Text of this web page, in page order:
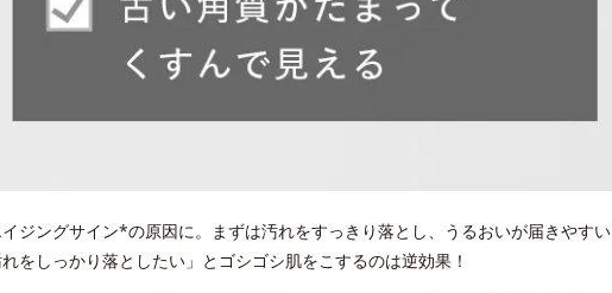
ジングサイン*の原因に。まずは汚れをすっきり落とし、うるおいが届きやすい
をしっかり落としたい」とゴシゴシ肌をこするのは逆効果！